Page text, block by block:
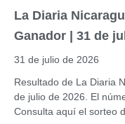
La Diaria
Ganador | 31 de
31 de julio de 2026
Resultado de La Diaria
de julio de 2026. El
Consulta aquí el sorteo